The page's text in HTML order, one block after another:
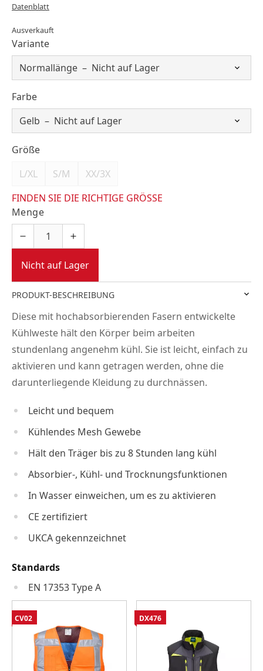
Datenblatt
Ausverkauft
Variante
Farbe
Größe
L/XL
S/M
XX/3X
FINDEN SIE DIE RICHTIGE GRÖSSE
Menge
Nicht auf Lager
PRODUKT-BESCHREIBUNG
Diese mit hochabsorbierenden Fasern entwickelte
Kühlweste hält den Körper beim arbeiten
stundenlang angenehm kühl. Sie ist leicht, einfach zu
aktivieren und kann getragen werden, ohne die
darunterliegende Kleidung zu durchnässen.
Leicht und bequem
Kühlendes Mesh Gewebe
Hält den Träger bis zu 8 Stunden lang kühl
Absorbier-, Kühl- und Trocknungsfunktionen
In Wasser einweichen, um es zu aktivieren
CE zertifiziert
UKCA gekennzeichnet
Standards
EN 17353 Type A
CV02 DX476